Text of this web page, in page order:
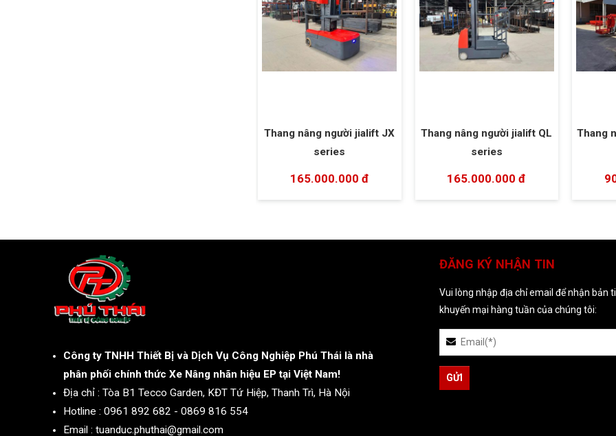
Thang nâng người jialift JX
series
165.000.000 đ
Thang nâng người jialift QL
series
165.000.000 đ
Thang
Công ty TNHH Thiết Bị và Dịch Vụ Công Nghiệp Phú Thái là nhà
phân phối chính thức Xe Nâng nhãn hiệu EP tại Việt Nam!
Địa chỉ : Tòa B1 Tecco Garden, KĐT Tứ Hiệp, Thanh Trì, Hà Nội
Hotline : 0961 892 682 - 0869 816 554
Email : tuanduc.phuthai@gmail.com
ĐĂNG KÝ NHẬN TIN
Vui lòng nhập địa chỉ email để nhận bản
khuyến mại hàng tuần của chúng tôi: